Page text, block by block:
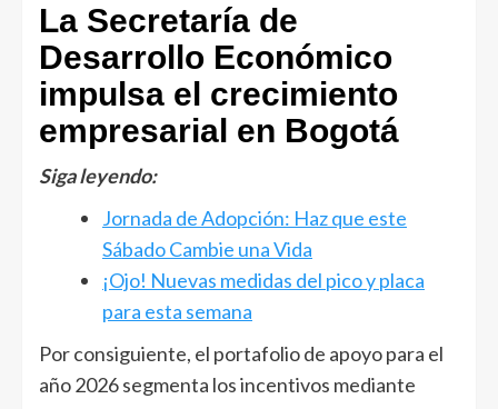
La Secretaría de
Desarrollo Económico
impulsa el crecimiento
empresarial en Bogotá
Siga leyendo:
Jornada de Adopción: Haz que este
Sábado Cambie una Vida
¡Ojo! Nuevas medidas del pico y placa
para esta semana
Por consiguiente, el portafolio de apoyo para el
año 2026 segmenta los incentivos mediante